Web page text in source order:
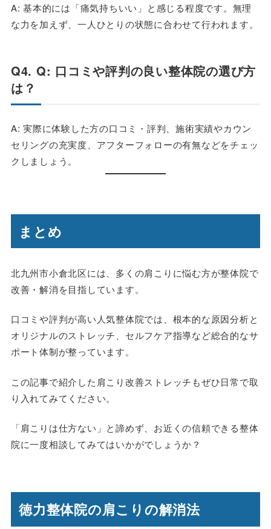
A: 基本的には「痛気持ちいい」と感じる程度です。無理
な力を加えず、一人ひとりの状態に合わせて行われます。
Q4. Q: 口コミや評判の良い整体院の選び方
は？
A: 実際に体験した方の口コミ・評判、施術実績やカウン
セリングの充実度、アフターフォローの有無などをチェッ
クしましょう。
まとめ
北九州市小倉北区には、多くの肩こりに悩む方が整体院で
改善・解消を目指しています。
口コミや評判が高い人気整体院では、根本的な原因分析と
オリジナルのストレッチ、セルフケア指導など総合的なサ
ポート体制が整っています。
この記事で紹介した肩こり改善ストレッチもぜひ日常で取
り入れてみてください。
「肩こりは仕方ない」と諦めず、お近くの信頼できる整体
院に一度相談してみてはいかがでしょうか？
徳力整体院の肩こりの解消法